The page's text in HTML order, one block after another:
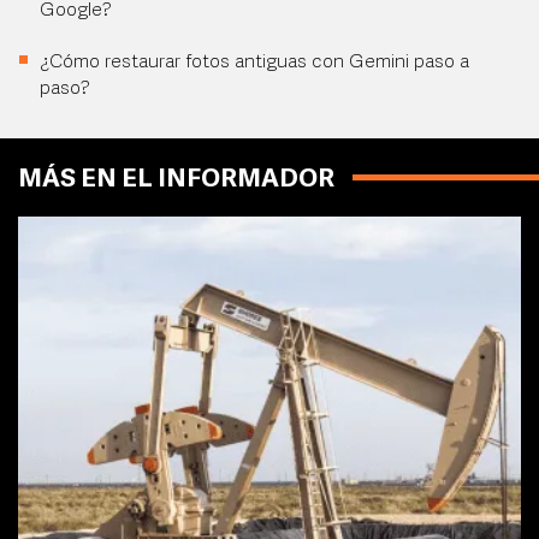
Google?
¿Cómo restaurar fotos antiguas con Gemini paso a
paso?
MÁS EN EL INFORMADOR